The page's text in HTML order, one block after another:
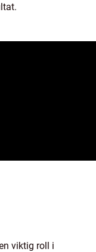
viktig roll i